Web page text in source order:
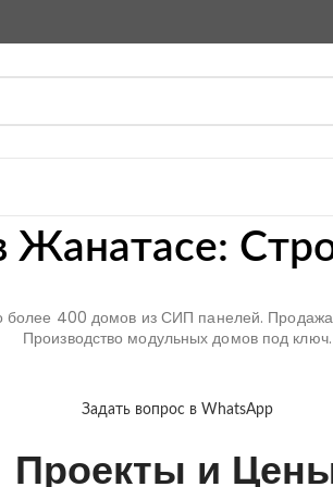
Жанатасе:
более 400 домов из СИП панелей.
Производство модульных домов под ключ.
Задать вопрос в WhatsApp
Проекты и